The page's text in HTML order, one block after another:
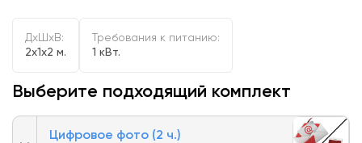
ДxШxВ:
2x1x2 м.
Требования к питанию:
1 кВт.
Выберите подходящий комплект
Цифровое фото (2 ч.)